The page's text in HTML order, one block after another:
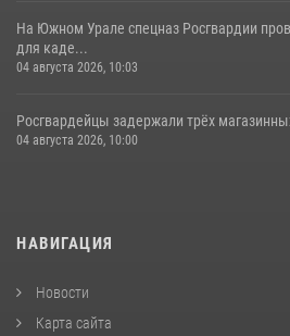
На Южном Урале спецназ Росгвардии
для каде...
04 августа 2026, 10:03
Росгвардейцы задержали трёх
04 августа 2026, 10:00
НАВИГАЦИЯ
Новости
Карта сайта